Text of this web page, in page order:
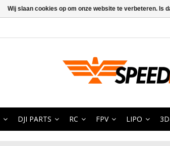
DJI PARTS RC FPV LIPO
Wij slaan cookies op om onze website te verbeteren. Is